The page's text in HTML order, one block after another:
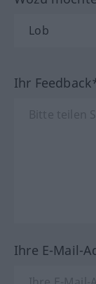
Ihr
Ihre E-Mail-